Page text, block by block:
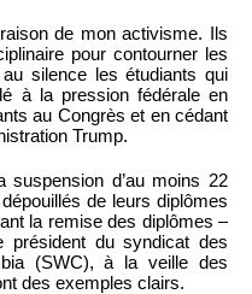
de mon activisme. Ils
pour contourner les
silence les étudiants qui
à la pression fédérale en
au Congrès et en cédant
Trump.
suspension d’au moins 22
de leurs diplômes
la remise des diplômes –
président du syndicat des
(SWC), à la veille des
des exemples clairs.